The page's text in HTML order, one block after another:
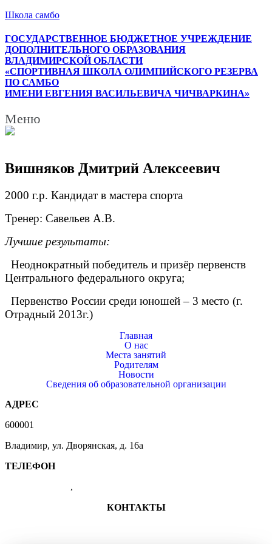
Школа самбо
ГОСУДАРСТВЕННОЕ БЮДЖЕТНОЕ УЧРЕЖДЕНИЕ
ДОПОЛНИТЕЛЬНОГО ОБРАЗОВАНИЯ
ВЛАДИМИРСКОЙ ОБЛАСТИ
«СПОРТИВНАЯ ШКОЛА ОЛИМПИЙСКОГО РЕЗЕРВА
ПО САМБО
ИМЕНИ ЕВГЕНИЯ ВАСИЛЬЕВИЧА ЧИЧВАРКИНА»
Меню
Вишняков Дмитрий Алексеевич
2000 г.р. Кандидат в мастера спорта
Тренер: Савельев А.В.
Лучшие результаты:
Неоднократный победитель и призёр первенств
Центрального федерального округа;
Первенство России среди юношей – 3 место (г.
Отрадный 2013г.)
Главная
О нас
Места занятий
Родителям
Новости
Сведения об образовательной организации
АДРЕС
600001
Владимир, ул. Дворянская, д. 16а
ТЕЛЕФОН
,
КОНТАКТЫ